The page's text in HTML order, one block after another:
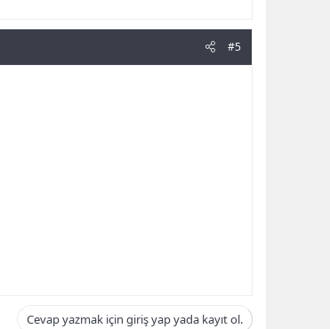
#5
Cevap yazmak için giriş yap yada kayıt ol.